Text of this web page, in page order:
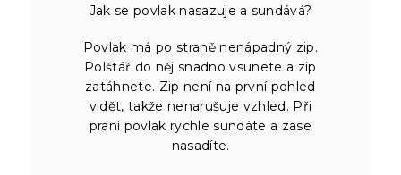
Jak se povlak nasazuje a sundává?
Povlak má po straně nenápadný zip.
Polštář do něj snadno vsunete a zip
zatáhnete. Zip není na první pohled
vidět, takže nenarušuje vzhled. Při
praní povlak rychle sundáte a zase
nasadíte.